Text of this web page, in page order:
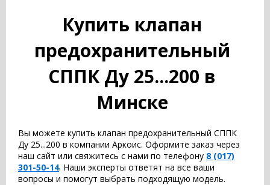
Купить клапан
предохранительный
СППК Ду 25...200 в
Минске
Вы можете купить клапан предохранительный СППК
Ду 25...200 в компании Аркоис. Оформите заказ через
наш сайт или свяжитесь с нами по телефону 8 (017)
301-50-14. Наши эксперты ответят на все ваши
вопросы и помогут выбрать подходящую модель.